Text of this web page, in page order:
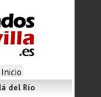
Inicio
del Río